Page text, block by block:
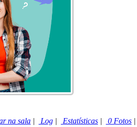
na sala | Log | Estatísticas | 0 Fotos